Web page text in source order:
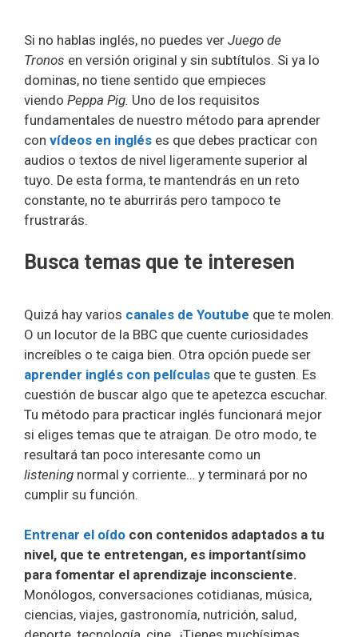
Si no hablas inglés, no puedes ver Juego de
Tronos en versión original y sin subtítulos. Si ya lo
dominas, no tiene sentido que empieces
viendo Peppa Pig. Uno de los requisitos
fundamentales de nuestro método para aprender
con vídeos en inglés es que debes practicar con
audios o textos de nivel ligeramente superior al
tuyo. De esta forma, te mantendrás en un reto
constante, no te aburrirás pero tampoco te
frustrarás.
Busca temas que te interesen
Quizá hay varios canales de Youtube que te molen.
O un locutor de la BBC que cuente curiosidades
increíbles o te caiga bien. Otra opción puede ser
aprender inglés con películas que te gusten. Es
cuestión de buscar algo que te apetezca escuchar.
Tu método para practicar inglés funcionará mejor
si eliges temas que te atraigan. De otro modo, te
resultará tan poco interesante como un
listening normal y corriente… y terminará por no
cumplir su función.
Entrenar el oído con contenidos adaptados a tu
nivel, que te entretengan, es importantísimo
para fomentar el aprendizaje inconsciente.
Monólogos, conversaciones cotidianas, música,
ciencias, viajes, gastronomía, nutrición, salud,